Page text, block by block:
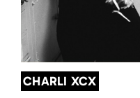
CHARLI XCX